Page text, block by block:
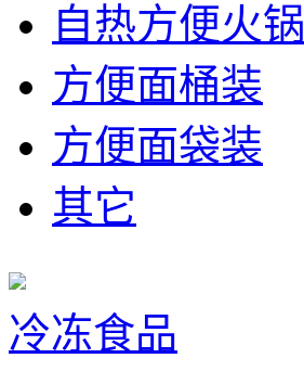
自热方便火锅
方便面桶装
方便面袋装
其它
冷冻食品